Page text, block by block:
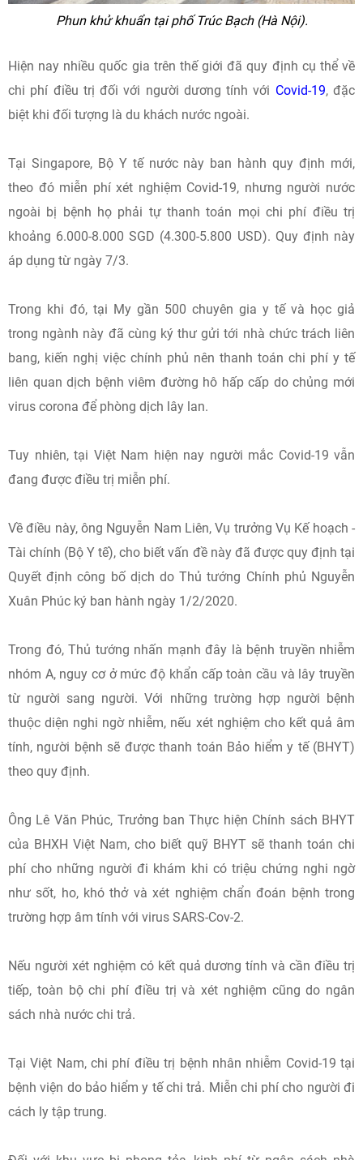
Phun khử khuẩn tại phố Trúc Bạch (Hà Nội).
Hiện nay nhiều quốc gia trên thế giới đã quy định cụ thể về
chi phí điều trị đối với người dương tính với Covid-19, đặc
biệt khi đối tượng là du khách nước ngoài.
Tại Singapore, Bộ Y tế nước này ban hành quy định mới,
theo đó miễn phí xét nghiệm Covid-19, nhưng người nước
ngoài bị bệnh họ phải tự thanh toán mọi chi phí điều trị
khoảng 6.000-8.000 SGD (4.300-5.800 USD). Quy định này
áp dụng từ ngày 7/3.
Trong khi đó, tại My gần 500 chuyên gia y tế và học giả
trong ngành này đã cùng ký thư gửi tới nhà chức trách liên
bang, kiến nghị việc chính phủ nên thanh toán chi phí y tế
liên quan dịch bệnh viêm đường hô hấp cấp do chủng mới
virus corona để phòng dịch lây lan.
Tuy nhiên, tại Việt Nam hiện nay người mắc Covid-19 vẫn
đang được điều trị miễn phí.
Về điều này, ông Nguyễn Nam Liên, Vụ trưởng Vụ Kế hoạch -
Tài chính (Bộ Y tế), cho biết vấn đề này đã được quy định tại
Quyết định công bố dịch do Thủ tướng Chính phủ Nguyễn
Xuân Phúc ký ban hành ngày 1/2/2020.
Trong đó, Thủ tướng nhấn mạnh đây là bệnh truyền nhiễm
nhóm A, nguy cơ ở mức độ khẩn cấp toàn cầu và lây truyền
từ người sang người. Với những trường hợp người bệnh
thuộc diện nghi ngờ nhiễm, nếu xét nghiệm cho kết quả âm
tính, người bệnh sẽ được thanh toán Bảo hiểm y tế (BHYT)
theo quy định.
Ông Lê Văn Phúc, Trưởng ban Thực hiện Chính sách BHYT
của BHXH Việt Nam, cho biết quỹ BHYT sẽ thanh toán chi
phí cho những người đi khám khi có triệu chứng nghi ngờ
như sốt, ho, khó thở và xét nghiệm chẩn đoán bệnh trong
trường hợp âm tính với virus SARS-Cov-2.
Nếu người xét nghiệm có kết quả dương tính và cần điều trị
tiếp, toàn bộ chi phí điều trị và xét nghiệm cũng do ngân
sách nhà nước chi trả.
Tại Việt Nam, chi phí điều trị bệnh nhân nhiễm Covid-19 tại
bệnh viện do bảo hiểm y tế chi trả. Miễn chi phí cho người đi
cách ly tập trung.